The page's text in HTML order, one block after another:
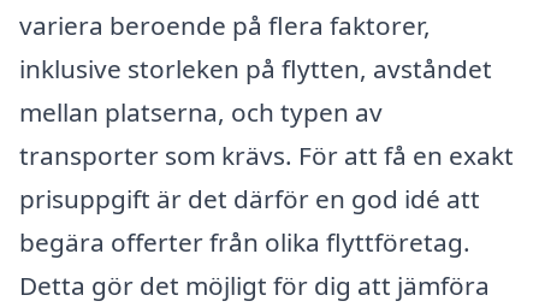
variera beroende på flera faktorer,
inklusive storleken på flytten, avståndet
mellan platserna, och typen av
transporter som krävs. För att få en exakt
prisuppgift är det därför en god idé att
begära offerter från olika flyttföretag.
Detta gör det möjligt för dig att jämföra